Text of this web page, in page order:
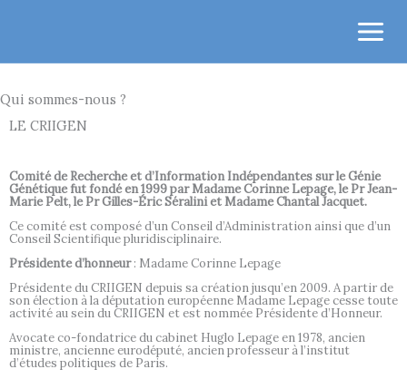
contenu
Qui sommes-nous ?
LE CRIIGEN
Comité de Recherche et d’Information Indépendantes sur le Génie
Génétique fut fondé en 1999 par Madame Corinne Lepage, le Pr Jean-
Marie Pelt, le Pr Gilles-Éric Séralini et Madame Chantal Jacquet.
Ce comité est composé d’un Conseil d’Administration ainsi que d’un
Conseil Scientifique pluridisciplinaire.
Présidente d’honneur: Madame Corinne Lepage
Présidente du CRIIGEN depuis sa création jusqu’en 2009. A partir de
son élection à la députation européenne Madame Lepage cesse toute
activité au sein du CRIIGEN et est nommée Présidente d’Honneur.
Avocate co-fondatrice du cabinet Huglo Lepage en 1978, ancien
ministre, ancienne eurodéputé, ancien professeur à l’institut
d’études politiques de Paris.